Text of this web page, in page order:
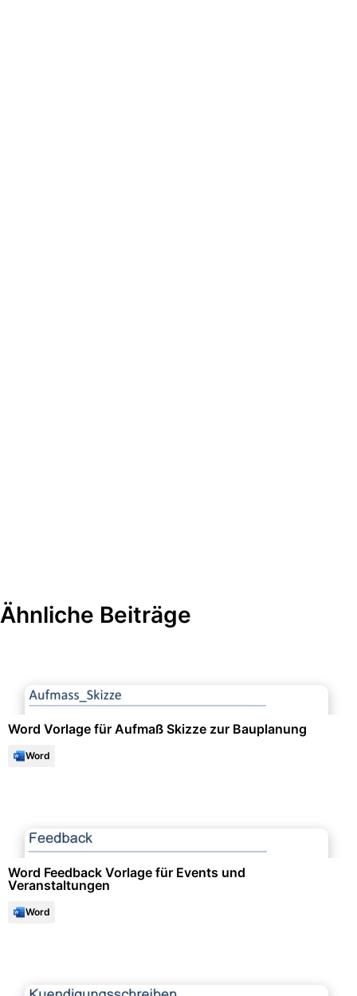
Ähnliche Beiträge
Word Vorlage für Aufmaß Skizze zur Bauplanung
Word
Word Feedback Vorlage für Events und
Veranstaltungen
Word